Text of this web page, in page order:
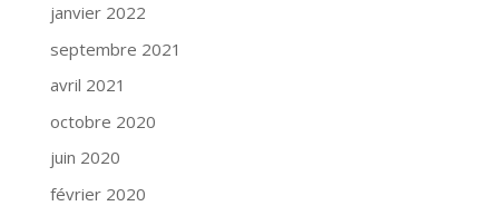
janvier 2022
septembre 2021
avril 2021
octobre 2020
juin 2020
février 2020